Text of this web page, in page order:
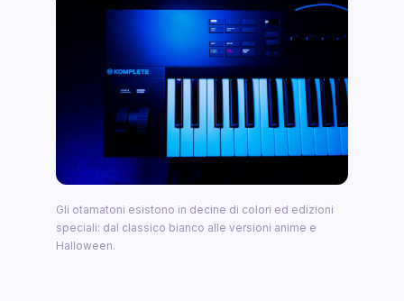
Gli otamatoni esistono in decine di colori ed edizioni
speciali: dal classico bianco alle versioni anime e
Halloween.